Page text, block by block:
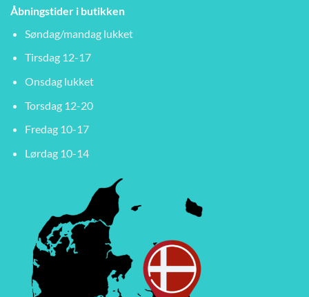
Åbningstider i butikken
Søndag/mandag lukket
Tirsdag 12-17
Onsdag lukket
Torsdag 12-20
Fredag 10-17
Lørdag 10-14